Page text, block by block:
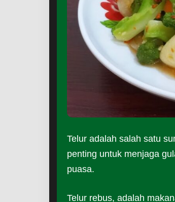
Telur adalah salah satu
penting untuk menjaga
puasa.
Telur rebus, adalah